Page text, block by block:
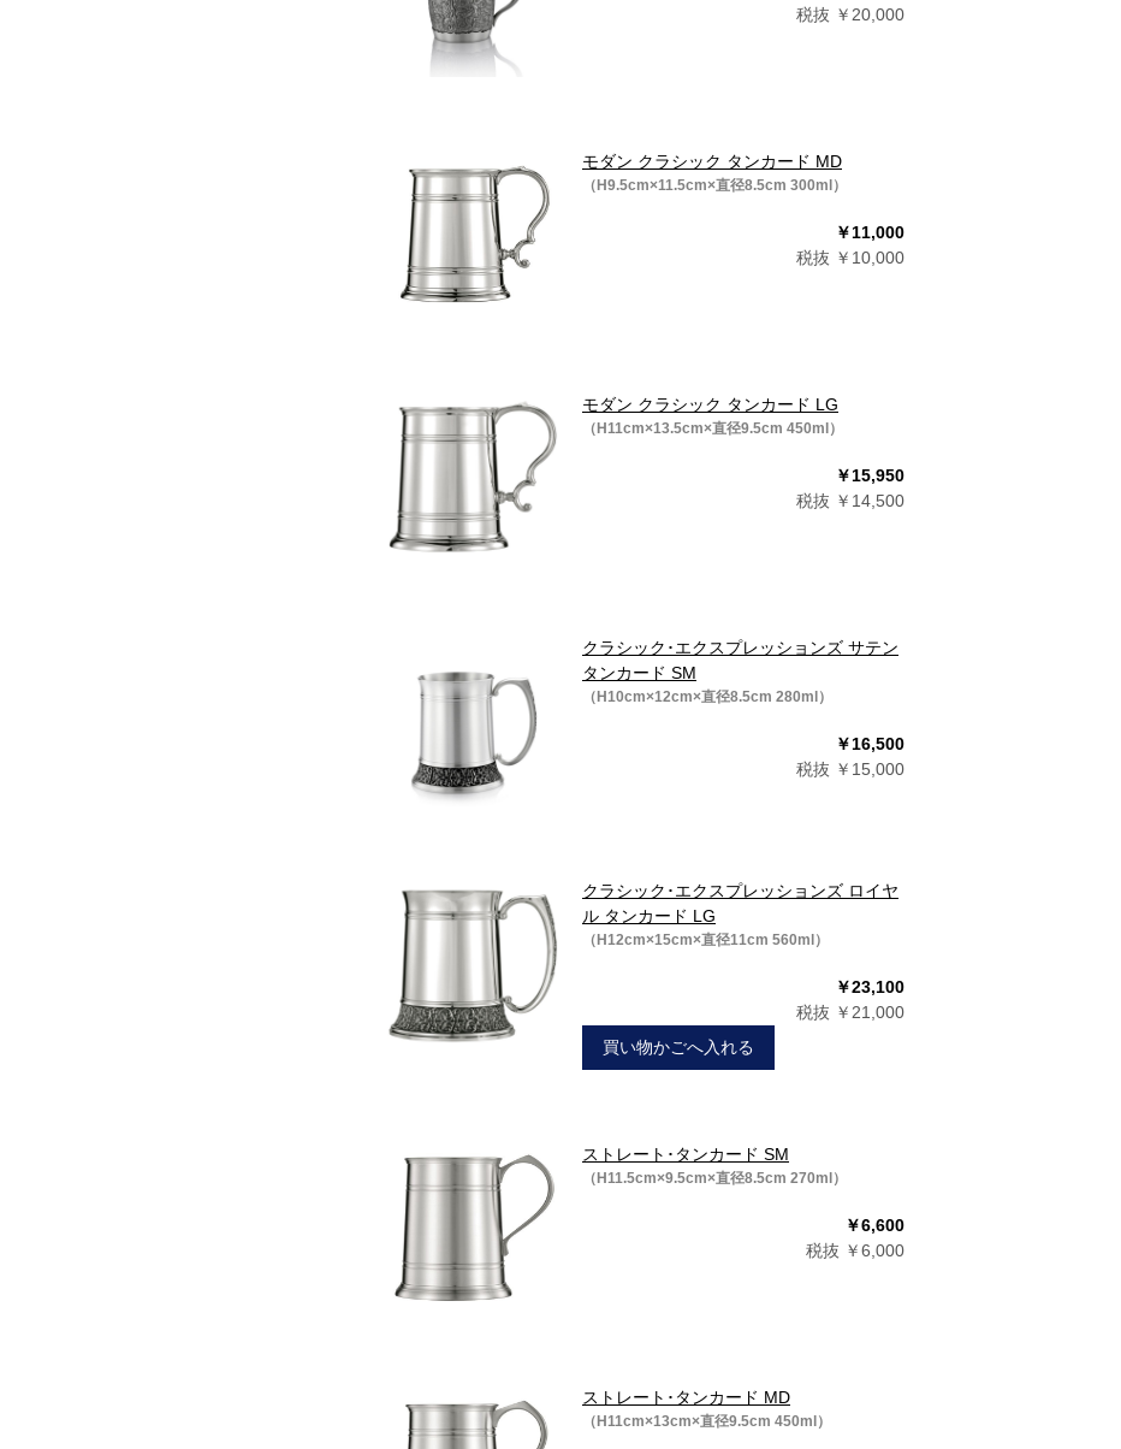
税抜 ￥20,000
モダン クラシック タンカード MD
（H9.5cm×11.5cm×直径8.5cm 300ml）
￥11,000
税抜 ￥10,000
モダン クラシック タンカード LG
（H11cm×13.5cm×直径9.5cm 450ml）
￥15,950
税抜 ￥14,500
クラシック･エクスプレッションズ サテン
タンカード SM
（H10cm×12cm×直径8.5cm 280ml）
￥16,500
税抜 ￥15,000
クラシック･エクスプレッションズ ロイヤ
ル タンカード LG
（H12cm×15cm×直径11cm 560ml）
￥23,100
税抜 ￥21,000
買い物かごへ入れる
ストレート･タンカード SM
（H11.5cm×9.5cm×直径8.5cm 270ml）
￥6,600
税抜 ￥6,000
ストレート･タンカード MD
（H11cm×13cm×直径9.5cm 450ml）